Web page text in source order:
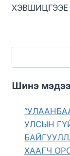
ХЭВШИЦГЭЭЕ
Шинэ
УЛСЫН
ХААГЧ